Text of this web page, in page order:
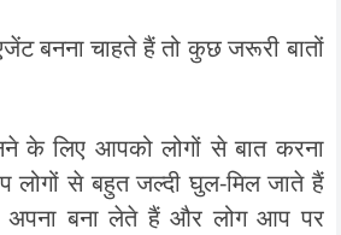
बनना चाहते हैं तो कुछ जरूरी बातों
के लिए आपको लोगों से बात करना
लोगों से बहुत जल्दी घुल-मिल जाते हैं
मे अपना बना लेते हैं और लोग आप पर